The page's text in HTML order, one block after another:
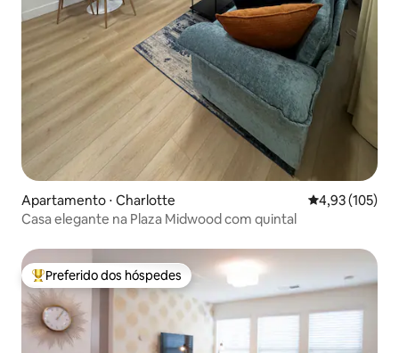
Apartamento ⋅ Charlotte 4,93 de uma
4,93 (105)
Casa elegante na Plaza Midwood com quintal
Entre os melhores preferidos dos hóspedes
Preferido dos hóspedes